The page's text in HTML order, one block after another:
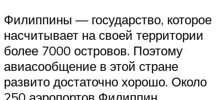
Филиппины — государство, которое
насчитывает на своей территории
более 7000 островов. Поэтому
авиасообщение в этой стране
развито достаточно хорошо. Около